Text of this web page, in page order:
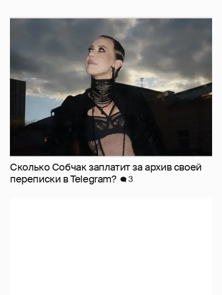
Сколько Собчак заплатит за архив своей
перeписки в Telegram?
3